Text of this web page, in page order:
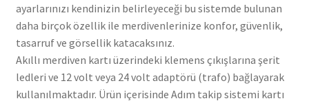
ayarlarınızı kendinizin belirleyeceği bu sistemde bulunan
daha birçok özellik ile merdivenlerinize konfor, güvenlik,
tasarruf ve görsellik katacaksınız.
Akıllı merdiven kartı üzerindeki klemens çıkışlarına şerit
ledleri ve 12 volt veya 24 volt adaptörü (trafo) bağlayarak
kullanılmaktadır. Ürün içerisinde Adım takip sistemi kartı